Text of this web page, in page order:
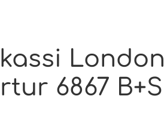
London
6867 B+S